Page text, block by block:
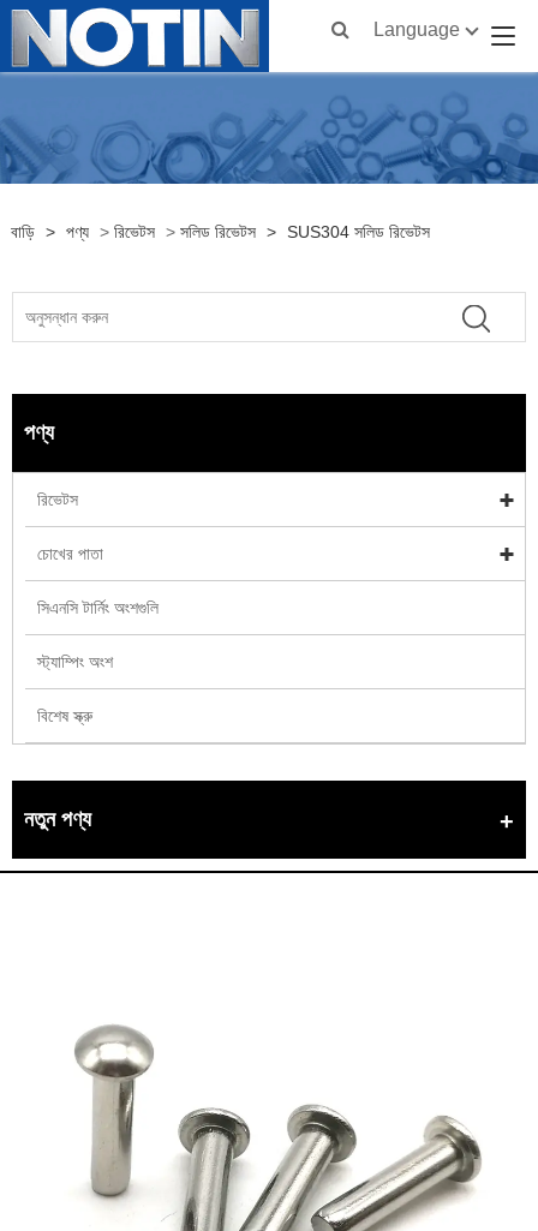
Language
বাড়ি > পণ্য > রিভেটস > সলিড রিভেটস > SUS304 সলিড রিভেটস
পণ্য
রিভেটস
চোখের পাতা
সিএনসি টার্নিং অংশগুলি
স্ট্যাম্পিং অংশ
বিশেষ স্ক্রু
নতুন পণ্য